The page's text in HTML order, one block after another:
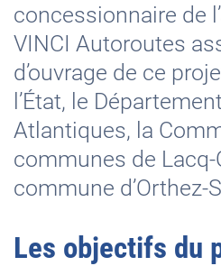
concessionnaire de
VINCI Autoroutes
d’ouvrage de ce
l’État, le
Atlantiques, la
communes de Lacq-
commune d’Orthez-
Les objectifs du